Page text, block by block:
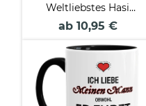
Weltliebstes Hasi
männlich - Innen &
ab 10,95 €